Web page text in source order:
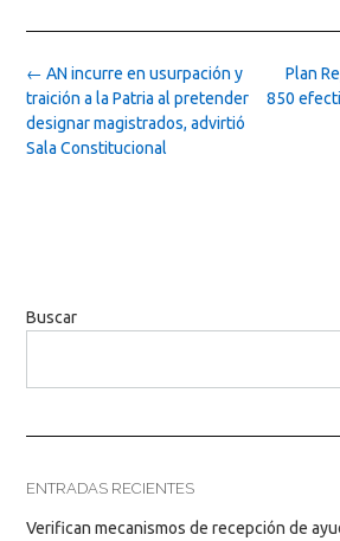
Post
navigation
Plan
850
← AN incurre en usurpación y
traición a la Patria al pretender
designar magistrados, advirtió
Sala Constitucional
Buscar
ENTRADAS RECIENTES
Verifican mecanismos de recepción de